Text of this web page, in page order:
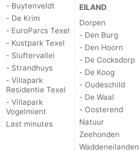
- Buytenveldt
- De Krim
- EuroParcs Texel
- Kustpark Texel
- Sluftervallei
- Strandhuys
- Villapark
Residentie Texel
- Villapark
Vogelmient
Last minutes
EILAND
Dorpen
- Den Burg
- Den Hoorn
- De Cocksdorp
- De Koog
- Oudeschild
- De Waal
- Oosterend
Natuur
Zeehonden
Waddeneilanden